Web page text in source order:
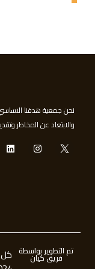
نحن جمعية هدفنا
والابتعاد عن المخاطر
تم التطوير بواسطة
فريق كيان